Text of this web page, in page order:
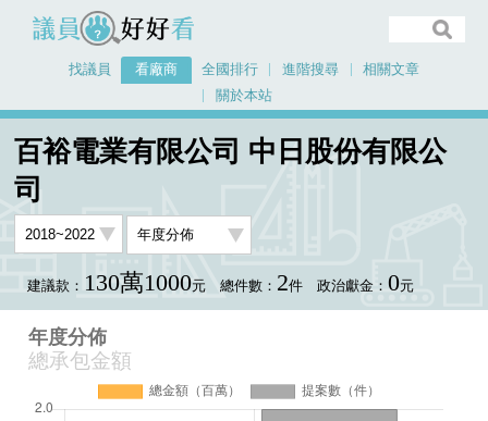
議員好好看
找議員 看廠商 全國排行 進階搜尋
相關文章
關於本站
百裕電業有限公司 中日股份有限公
司
建議款： 130萬1000元 總件數： 2件 政治獻金： 0元
年度分佈
總承包金額